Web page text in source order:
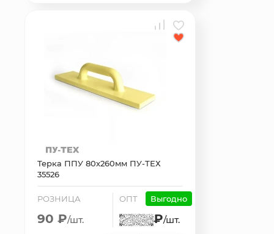
Терка ППУ 80х260мм ПУ-ТЕХ
35526
РОЗНИЦА
90 ₽/шт.
ОПТ Выгодно
₽/шт.